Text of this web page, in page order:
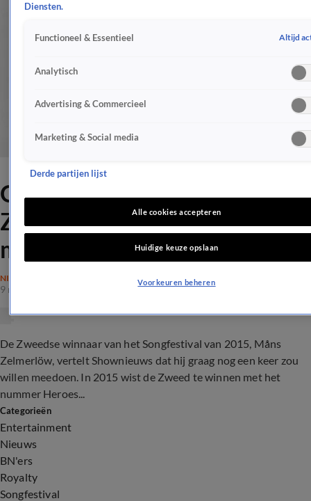
Oud-winnaar Måns
Zelmerlöw wil weer
meedoen
NIEUWS
9 mei 2017, 14:25
De Zweedse winnaar van het Songfestival van 2015, Måns
Zelmerlöw, vertelt Shownieuws dat hij graag nog een keer zou
willen meedoen. In 2015 wist de Zweed te winnen met het
nummer Heroes...
Categorieën
Entertainment
Nieuws
BN'ers
Royalty
Songfestival
Diensten.
Functioneel & Essentieel Altijd
Analytisch
Advertising & Commercieel
Marketing & Social media
Derde partijen lijst
Alle cookies accepteren
Huidige keuze opslaan
Voorkeuren beheren